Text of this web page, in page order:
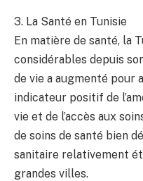
3. La Santé en Tunisie
En matière de santé, la
considérables depuis
de vie a augmenté pour
indicateur positif de
vie et de l’accès aux
de soins de santé bien
sanitaire relativement
grandes villes.